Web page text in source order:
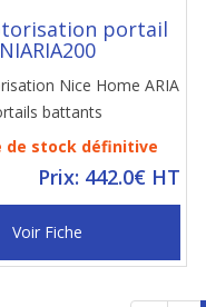
portail
NIARIA200
Nice Home ARIA
battants
de stock définitive
Prix: 442.0€ HT
Voir Fiche